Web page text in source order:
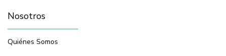
Nosotros
Quiénes Somos